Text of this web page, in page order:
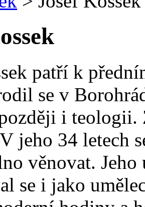
patří k
se v
i teologii.
jeho 34 letech
věnovat.
se i jako